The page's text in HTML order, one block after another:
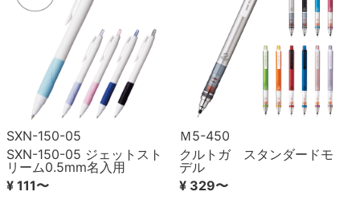
SXN-150-05
SXN-150-05 ジェットスト
リーム0.5mm名入用
¥ 111〜
Ｍ5-450
クルトガ スタンダードモ
デル
¥ 329〜